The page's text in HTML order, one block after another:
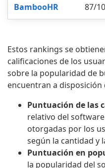
BambooHR 87/
Estos rankings se
calificaciones de los
sobre la popularidad de
encuentran a
Puntuación de las
relativo del
otorgadas por los
según la cantidad y
Puntuación en
la popularidad del